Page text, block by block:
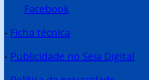
Facebook
- Ficha técnica
- Publicidade no Seia Digital